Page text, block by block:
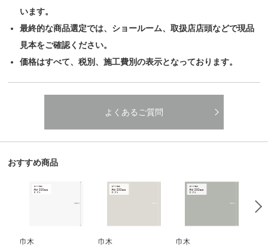
います。
最終的な商品選定では、ショールーム、取扱店店頭などで現品
見本をご確認ください。
価格はすべて、税別、施工費別の表示となっております。
よくあるご質問
おすすめ商品
巾木
巾木
巾木